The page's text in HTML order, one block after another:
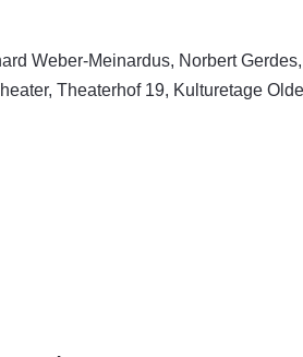
Weber-Meinardus, Norbert
Theaterhof 19, Kulturetage